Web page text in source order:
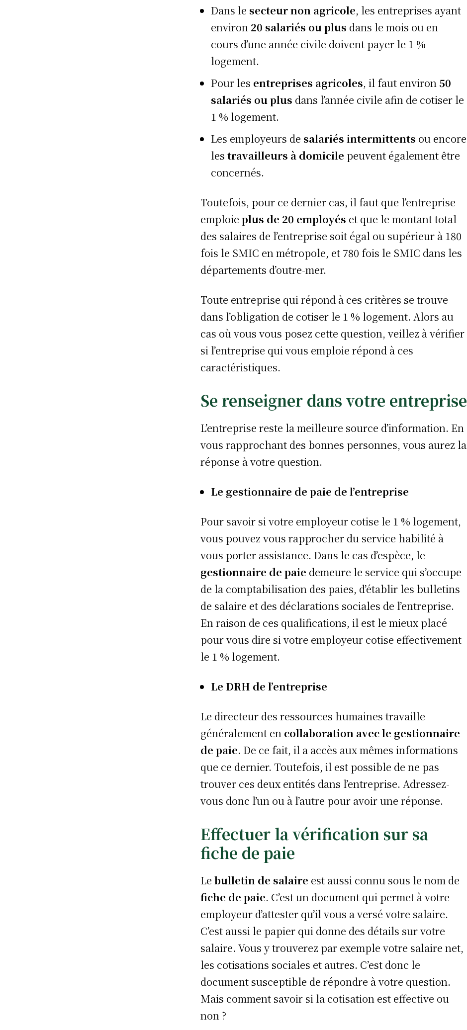
Dans le secteur non agricole, les entreprises ayant
environ 20 salariés ou plus dans le mois ou en
cours d’une année civile doivent payer le 1 %
logement.
Pour les entreprises agricoles, il faut environ 50
salariés ou plus dans l’année civile afin de cotiser le
1 % logement.
Les employeurs de salariés intermittents ou encore
les travailleurs à domicile peuvent également être
concernés.
Toutefois, pour ce dernier cas, il faut que l’entreprise
emploie plus de 20 employés et que le montant total
des salaires de l’entreprise soit égal ou supérieur à 180
fois le SMIC en métropole, et 780 fois le SMIC dans les
départements d’outre-mer.
Toute entreprise qui répond à ces critères se trouve
dans l’obligation de cotiser le 1 % logement. Alors au
cas où vous vous posez cette question, veillez à vérifier
si l’entreprise qui vous emploie répond à ces
caractéristiques.
Se renseigner dans votre entreprise
L’entreprise reste la meilleure source d’information. En
vous rapprochant des bonnes personnes, vous aurez la
réponse à votre question.
Le gestionnaire de paie de l’entreprise
Pour savoir si votre employeur cotise le 1 % logement,
vous pouvez vous rapprocher du service habilité à
vous porter assistance. Dans le cas d’espèce, le
gestionnaire de paie demeure le service qui s’occupe
de la comptabilisation des paies, d’établir les bulletins
de salaire et des déclarations sociales de l’entreprise.
En raison de ces qualifications, il est le mieux placé
pour vous dire si votre employeur cotise effectivement
le 1 % logement.
Le DRH de l’entreprise
Le directeur des ressources humaines travaille
généralement en collaboration avec le gestionnaire
de paie. De ce fait, il a accès aux mêmes informations
que ce dernier. Toutefois, il est possible de ne pas
trouver ces deux entités dans l’entreprise. Adressez-
vous donc l’un ou à l’autre pour avoir une réponse.
Effectuer la vérification sur sa
fiche de paie
Lebulletin de salaire est aussi connu sous le nom de
fiche de paie. C’est un document qui permet à votre
employeur d’attester qu’il vous a versé votre salaire.
C’est aussi le papier qui donne des détails sur votre
salaire. Vous y trouverez par exemple votre salaire net,
les cotisations sociales et autres. C’est donc le
document susceptible de répondre à votre question.
Mais comment savoir si la cotisation est effective ou
non ?